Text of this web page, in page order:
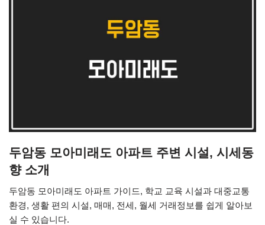
두암동 모아미래도 아파트 주변 시설, 시세동
향 소개
두암동 모아미래도 아파트 가이드, 학교 교육 시설과 대중교통
환경, 생활 편의 시설, 매매, 전세, 월세 거래정보를 쉽게 알아보
실 수 있습니다.